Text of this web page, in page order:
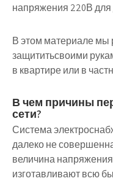
напряжения 220В для
В этом материале мы
защититьсвоими
в квартире или в
В чем причины
сети?
Система
далеко не
величина
изготавливают всю